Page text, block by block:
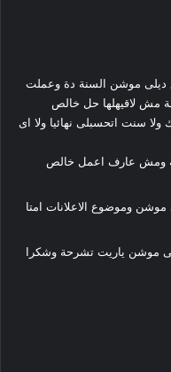
ديلى موشن السنة دة وعملت
مش لاقيهلها حل خالص
مشاهدة حضرتك ولا سنت اتحسبلى نهائيا ولا اى
ومش عارف اعمل خالص
وموضوع الاعلانات امتا
موشن ياريت تشرحة وشكرا